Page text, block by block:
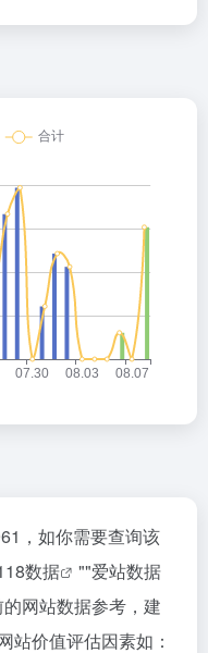
，如你需要查询该
数据 ""爱站数据
网站数据参考，建
站价值评估因素如：